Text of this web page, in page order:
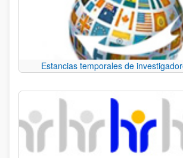
Estancias temporales de